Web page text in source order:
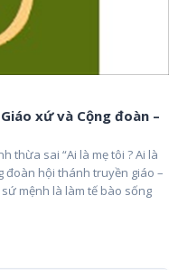
xứ và Cộng đoàn –
thừa sai “Ai là mẹ tôi ? Ai là
đoàn hội thánh truyền giáo –
mệnh là làm tế bào sống